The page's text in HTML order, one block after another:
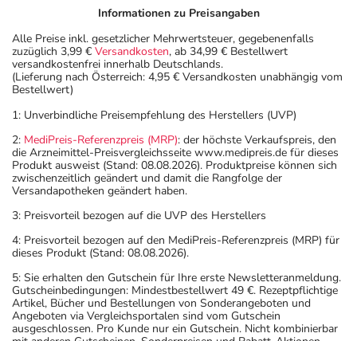
Informationen zu Preisangaben
Alle Preise inkl. gesetzlicher Mehrwertsteuer, gegebenenfalls
zuzüglich 3,99 € Versandkosten, ab 34,99 € Bestellwert
versandkostenfrei innerhalb Deutschlands.
(Lieferung nach Österreich: 4,95 € Versandkosten unabhängig vom
Bestellwert)
1: Unverbindliche Preisempfehlung des Herstellers (UVP)
2: MediPreis-Referenzpreis (MRP): der höchste Verkaufspreis, den
die Arzneimittel-Preisvergleichsseite www.medipreis.de für dieses
Produkt ausweist (Stand: 08.08.2026). Produktpreise können sich
zwischenzeitlich geändert und damit die Rangfolge der
Versandapotheken geändert haben.
3: Preisvorteil bezogen auf die UVP des Herstellers
4: Preisvorteil bezogen auf den MediPreis-Referenzpreis (MRP) für
dieses Produkt (Stand: 08.08.2026).
5: Sie erhalten den Gutschein für Ihre erste Newsletteranmeldung.
Gutscheinbedingungen: Mindestbestellwert 49 €. Rezeptpflichtige
Artikel, Bücher und Bestellungen von Sonderangeboten und
Angeboten via Vergleichsportalen sind vom Gutschein
ausgeschlossen. Pro Kunde nur ein Gutschein. Nicht kombinierbar